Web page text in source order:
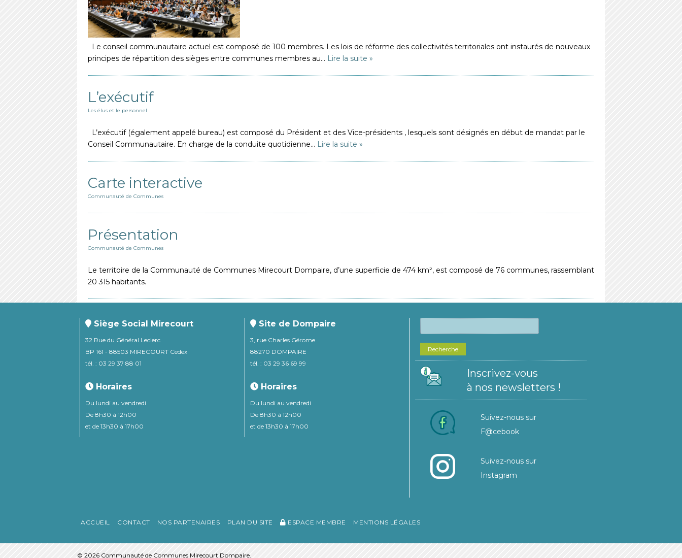
Le conseil communautaire actuel est composé de 100 membres. Les lois de réforme des collectivités territoriales ont instaurés de nouveaux
principes de répartition des sièges entre communes membres au… Lire la suite »
L’exécutif
Les élus et le personnel
L’exécutif (également appelé bureau) est composé du Président et des Vice-présidents , lesquels sont désignés en début de mandat par le
Conseil Communautaire. En charge de la conduite quotidienne… Lire la suite »
Carte interactive
Communauté de Communes
Présentation
Communauté de Communes
Le territoire de la Communauté de Communes Mirecourt Dompaire, d’une superficie de 474 km², est composé de 76 communes, rassemblant
20 315 habitants.
Siège Social Mirecourt
32 Rue du Général Leclerc
BP 161 - 88503 MIRECOURT Cedex
tél. : 03 29 37 88 01
Horaires
Du lundi au vendredi
De 8h30 à 12h00
et de 13h30 à 17h00
Site de Dompaire
3, rue Charles Gérome
88270 DOMPAIRE
tél. : 03 29 36 69 99
Horaires
Du lundi au vendredi
De 8h30 à 12h00
et de 13h30 à 17h00
Recherche
Inscrivez-vous
à nos newsletters !
Suivez-nous sur
F@cebook
Suivez-nous sur
Instagram
ACCUEIL CONTACT NOS PARTENAIRES PLAN DU SITE ESPACE MEMBRE MENTIONS LÉGALES
© 2026 Communauté de Communes Mirecourt Dompaire.